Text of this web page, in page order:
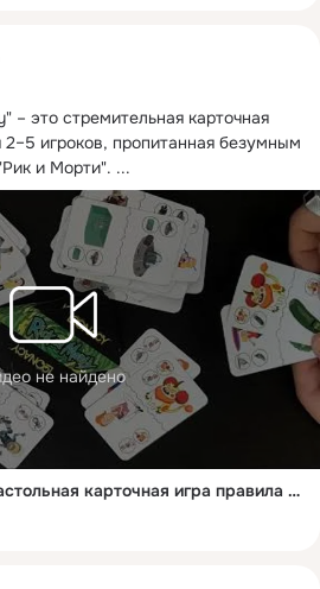
– это стремительная карточная
2–5 игроков, пропитанная безумным
и Морти". ...
не найдено
Рик и Морти Loonacy настольная карточная игра правила на русском #Pub82.by #рикиморти #правилаиры